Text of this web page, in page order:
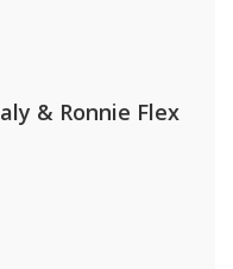
& Ronnie Flex